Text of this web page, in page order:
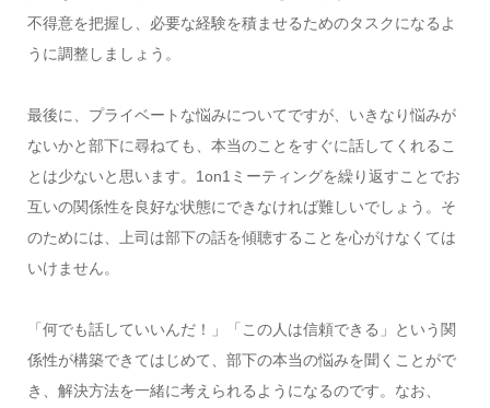
不得意を把握し、必要な経験を積ませるためのタスクになるよ
うに調整しましょう。
最後に、プライベートな悩みについてですが、いきなり悩みが
ないかと部下に尋ねても、本当のことをすぐに話してくれるこ
とは少ないと思います。1on1ミーティングを繰り返すことでお
互いの関係性を良好な状態にできなければ難しいでしょう。そ
のためには、上司は部下の話を傾聴することを心がけなくては
いけません。
「何でも話していいんだ！」「この人は信頼できる」という関
係性が構築できてはじめて、部下の本当の悩みを聞くことがで
き、解決方法を一緒に考えられるようになるのです。なお、